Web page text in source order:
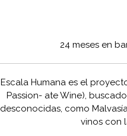
24 meses en
Escala Humana es el
Passion- ate Wine),
desconocidas, como
vinos con